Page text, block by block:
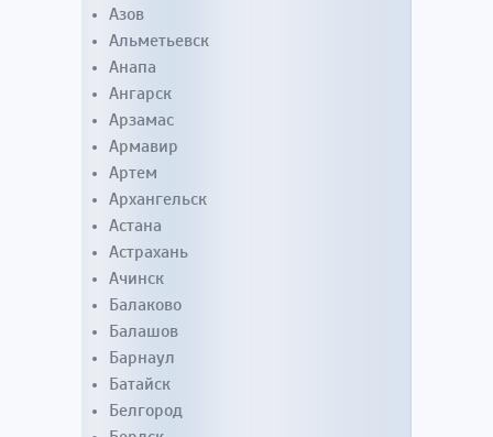
Азов
Альметьевск
Анапа
Ангарск
Арзамас
Армавир
Артем
Архангельск
Астана
Астрахань
Ачинск
Балаково
Балашов
Барнаул
Батайск
Белгород